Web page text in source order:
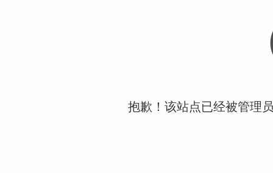
抱歉！该站点已经被管理